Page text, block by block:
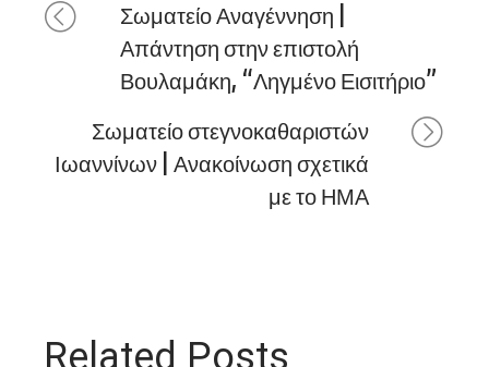
Σωματείο Αναγέννηση |
Απάντηση στην επιστολή
Βουλαμάκη, “Ληγμένο Εισιτήριο”
Σωματείο στεγνοκαθαριστών
Ιωαννίνων | Ανακοίνωση σχετικά
με το ΗΜΑ
Related Posts